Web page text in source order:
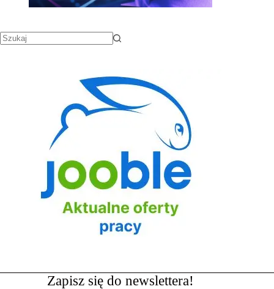
Zapisz się do newslettera!